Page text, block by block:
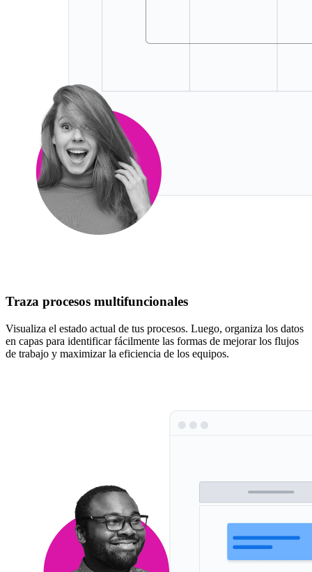
Traza procesos multifuncionales
Visualiza el estado actual de tus procesos. Luego, organiza los datos
en capas para identificar fácilmente las formas de mejorar los flujos
de trabajo y maximizar la eficiencia de los equipos.